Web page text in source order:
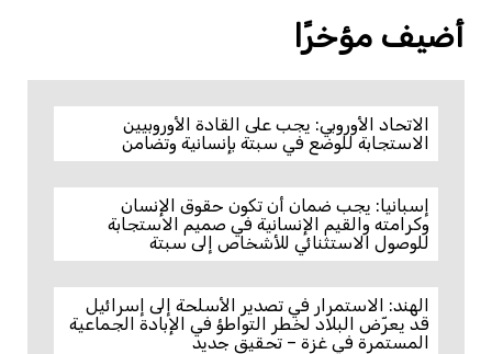
أضيف مؤخرًا
الاتحاد الأوروبي: يجب على القادة الأوروبيين
الاستجابة للوضع في سبتة بإنسانية وتضامن
إسبانيا: يجب ضمان أن تكون حقوق الإنسان
وكرامته والقيم الإنسانية في صميم الاستجابة
للوصول الاستثنائي للأشخاص إلى سبتة
الهند: الاستمرار في تصدير الأسلحة إلى إسرائيل
قد يعرّض البلاد لخطر التواطؤ في الإبادة الجماعية
المستمرة في غزة – تحقيق جديد